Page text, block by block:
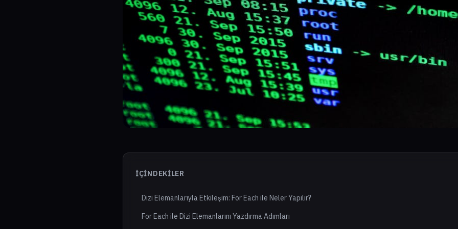
İÇINDEKILER
Dizi Elemanlarıyla Etkileşim: For Each ile Neler Yapılır?
For Each ile Dizi Elemanlarını Yazdırma Adımları